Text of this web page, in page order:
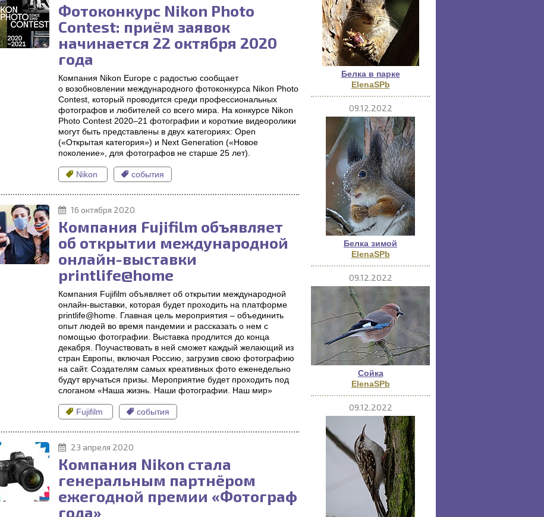
Фотоконкурс Nikon Photo
Contest: приём заявок
начинается 22 октября 2020
года
Компания Nikon Europe с радостью сообщает
о возобновлении международного фотоконкурса Nikon Photo
Contest, который проводится среди профессиональных
фотографов и любителей со всего мира. На конкурсе Nikon
Photo Contest 2020–21 фотографии и короткие видеоролики
могут быть представлены в двух категориях: Open
(«Открытая категория») и Next Generation («Новое
поколение», для фотографов не старше 25 лет).
Nikon события
16 октября 2020
Компания Fujifilm объявляет
об открытии международной
онлайн-выставки
printlife@home
Компания Fujifilm объявляет об открытии международной
онлайн-выставки, которая будет проходить на платформе
printlife@home. Главная цель мероприятия – объединить
опыт людей во время пандемии и рассказать о нем с
помощью фотографии. Выставка продлится до конца
декабря. Поучаствовать в ней сможет каждый желающий из
стран Европы, включая Россию, загрузив свою фотографию
на сайт. Создателям самых креативных фото еженедельно
будут вручаться призы. Мероприятие будет проходить под
слоганом «Наша жизнь. Наши фотографии. Наш мир»
Fujifilm события
23 апреля 2020
Компания Nikon стала
генеральным партнёром
ежегодной премии «Фотограф
года»
Белка в парке
ElenaSPb
09.12.2022
Белка зимой
ElenaSPb
09.12.2022
Сойка
ElenaSPb
09.12.2022